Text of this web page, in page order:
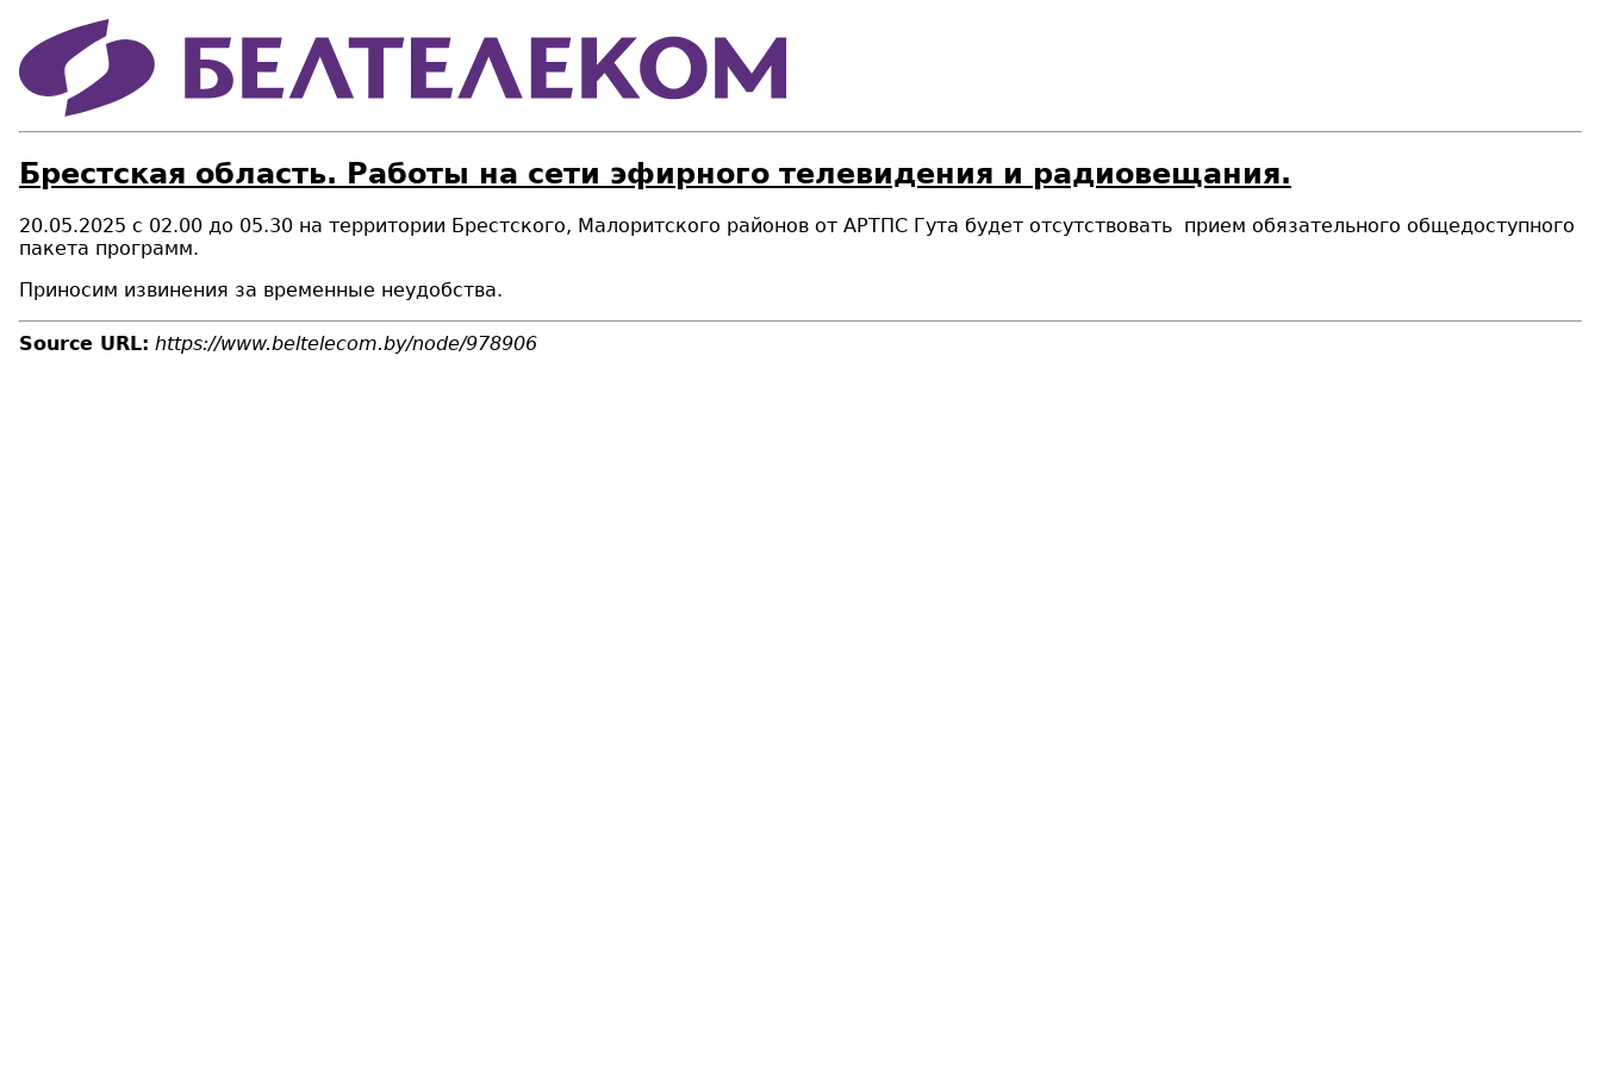
Брестская область. Работы на сети эфирного телевидения и радиовещания.
20.05.2025 с 02.00 до 05.30 на территории Брестского, Малоритского районов от АРТПС Гута будет отсутствовать прием обязательного общедоступного
пакета программ.
Приносим извинения за временные неудобства.
Source URL: https://www.beltelecom.by/node/978906